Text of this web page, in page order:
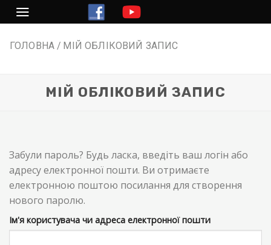
Перейти
до
ГОЛОВНА МІЙ ОБЛІКОВИЙ ЗАПИС
МІЙ ОБЛІКОВИЙ ЗАПИС
Забули пароль? Будь ласка, введіть ваш логін або
адресу електронної пошти. Ви отримаєте
електронною поштою посилання для створення
нового паролю.
Ім'я користувача чи адреса електронної пошти